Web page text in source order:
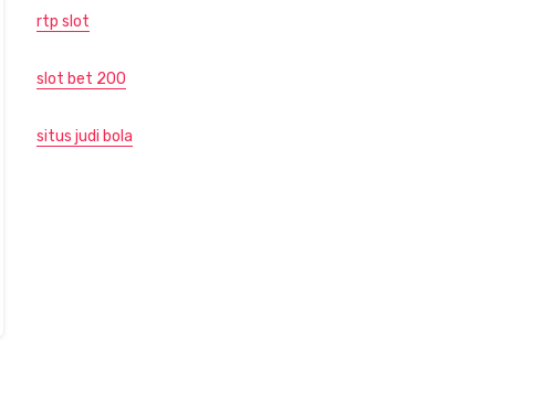
rtp slot
slot bet 200
situs judi bola